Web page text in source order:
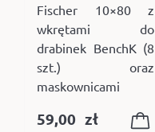
Fischer 10×80 z
wkrętami do
drabinek BenchK (8
szt.) oraz
maskownicami
59,00 zł